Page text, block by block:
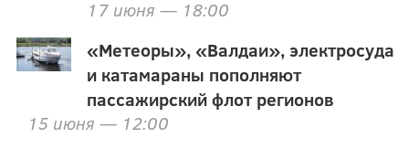
17 июня — 18:00
«Метеоры», «Валдаи», электросуда
и катамараны пополняют
пассажирский флот регионов
15 июня — 12:00